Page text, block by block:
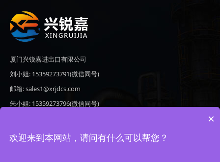
厦门兴锐嘉进出口有限公司
刘小姐: 15359273791(微信同号)
邮箱: sales1@xrjdcs.com
朱小姐: 15359273796(微信同号)
地址: 厦门市翔安区新澳路510号海峡现代城A座6楼609
×
欢迎来到本网站，请问有什么可以帮您？